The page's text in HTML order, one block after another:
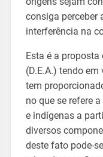
consiga perceber
interferência na
Esta é a proposta
(D.E.A.) tendo
tem
no que se refere
e indígenas a
diversos
deste fato pode-